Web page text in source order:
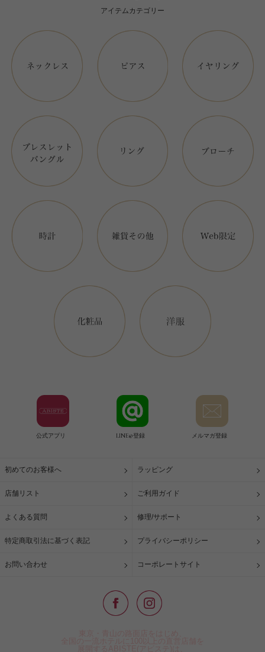
アイテムカテゴリー
公式アプリ LINE@登録 メルマガ登録
初めてのお客様へ ラッピング
店舗リスト ご利用ガイド
よくある質問 修理/サポート
特定商取引法に基づく表記 プライバシーポリシー
お問い合わせ コーポレートサイト